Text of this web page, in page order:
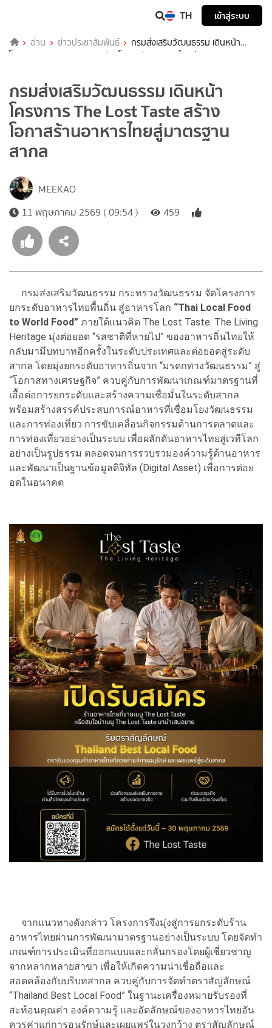
TH เข้าสู่ระบบ
อ่าน ข่าวประชาสัมพันธ์
กรมส่งเสริมวัฒนธรรม เดินหน้า
โครงการ The Lost Taste สร้างโอกาสร้านอาหารไทยสู่มาตรฐานสากล
กรมส่งเสริมวัฒนธรรม เดินหน้า
โครงการ The Lost Taste สร้าง
โอกาสร้านอาหารไทยสู่มาตรฐาน
สากล
MEEKAO
11 พฤษภาคม 2569 ( 09:54 )
459
กรมส่งเสริมวัฒนธรรม กระทรวงวัฒนธรรม จัดโครงการ
ยกระดับอาหารไทยพื้นถิ่น สู่อาหารโลก “Thai Local Food
to World Food” ภายใต้แนวคิด The Lost Taste: The Living
Heritage มุ่งต่อยอด “รสชาติที่หายไป” ของอาหารถิ่นไทยให้
กลับมามีบทบาทอีกครั้งในระดับประเทศและต่อยอดสู่ระดับ
สากล โดยมุ่งยกระดับอาหารถิ่นจาก “มรดกทางวัฒนธรรม” สู่
“โอกาสทางเศรษฐกิจ” ควบคู่กับการพัฒนาเกณฑ์มาตรฐานที่
เอื้อต่อการยกระดับและสร้างความเชื่อมั่นในระดับสากล
พร้อมสร้างสรรค์ประสบการณ์อาหารที่เชื่อมโยงวัฒนธรรม
และการท่องเที่ยว การขับเคลื่อนกิจกรรมด้านการตลาดและ
การท่องเที่ยวอย่างเป็นระบบ เพื่อผลักดันอาหารไทยสู่เวทีโลก
อย่างเป็นรูปธรรม ตลอดจนการรวบรวมองค์วามรู้ด้านอาหาร
และพัฒนาเป็นฐานข้อมูลดิจิทัล (Digital Asset) เพื่อการต่อย
อดในอนาคต
จากแนวทางดังกล่าว โครงการจึงมุ่งสู่การยกระดับร้าน
อาหารไทยผ่านการพัฒนามาตรฐานอย่างเป็นระบบ โดยจัดทำ
เกณฑ์การประเมินที่ออกแบบและกลั่นกรองโดยผู้เชี่ยวชาญ
จากหลากหลายสาขา เพื่อให้เกิดความน่าเชื่อถือและ
สอดคล้องกับบริบทสากล ควบคู่กับการจัดทำตราสัญลักษณ์
“Thailand Best Local Food” ในฐานะเครื่องหมายรับรองที่
สะท้อนคุณค่า องค์ความรู้ และอัตลักษณ์ของอาหารไทยอัน
ควรค่าแก่การอนุรักษ์และเผยแพร่ในวงกว้าง ตราสัญลักษณ์